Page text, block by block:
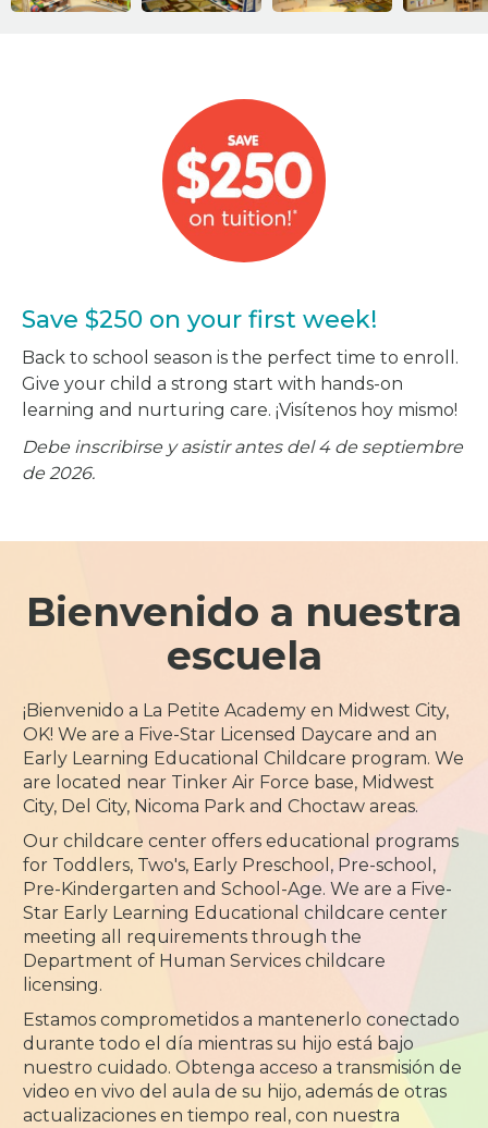
Save $250 on your first week!
Back to school season is the perfect time to enroll.
Give your child a strong start with hands-on
learning and nurturing care. ¡Visítenos hoy mismo!
Debe inscribirse y asistir antes del 4 de septiembre
de 2026.
Bienvenido a nuestra
escuela
¡Bienvenido a La Petite Academy en Midwest City,
OK! We are a Five-Star Licensed Daycare and an
Early Learning Educational Childcare program. We
are located near Tinker Air Force base, Midwest
City, Del City, Nicoma Park and Choctaw areas.
Our childcare center offers educational programs
for Toddlers, Two's, Early Preschool, Pre-school,
Pre-Kindergarten and School-Age. We are a Five-
Star Early Learning Educational childcare center
meeting all requirements through the
Department of Human Services childcare
licensing.
Estamos comprometidos a mantenerlo conectado
durante todo el día mientras su hijo está bajo
nuestro cuidado. Obtenga acceso a transmisión de
video en vivo del aula de su hijo, además de otras
actualizaciones en tiempo real, con nuestra